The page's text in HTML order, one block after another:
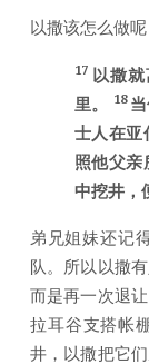
以撒该怎么做呢
17 以撒
里。
18
士人在亚
照他父亲
中挖井，
弟兄姐妹还记
队。所以以撒
而是再一次退
拉耳谷支搭帐
井，以撒把它